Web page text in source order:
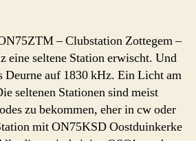
– Clubstation Zottegem –
eine seltene Station erwischt. Und
Deurne auf 1830 kHz. Ein Licht am
seltenen Stationen sind meist
zu bekommen, eher in cw oder
mit ON75KSD Oostduinkerke